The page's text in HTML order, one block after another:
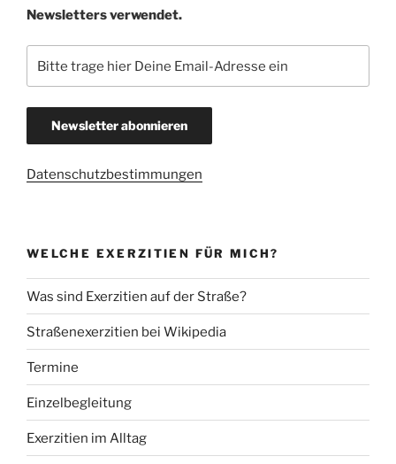
Newsletters verwendet.
Datenschutzbestimmungen
WELCHE EXERZITIEN FÜR MICH?
Was sind Exerzitien auf der Straße?
Straßenexerzitien bei Wikipedia
Termine
Einzelbegleitung
Exerzitien im Alltag